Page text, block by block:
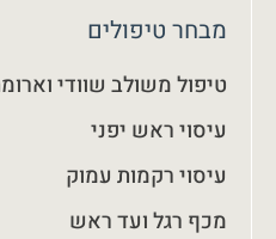
מבחר טיפולים
טיפול משולב שוודי
עיסוי ראש יפני
עיסוי רקמות עמוק
מכף רגל ועד ראש